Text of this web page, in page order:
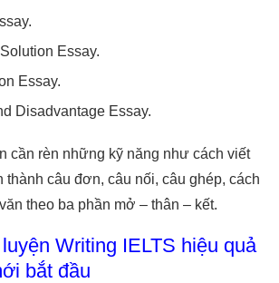
Essay.
Essay.
Disadvantage Essay.
cần rèn những kỹ năng như cách viết
thành câu đơn, câu nối, câu ghép, cách
theo ba phần mở – thân – kết.
Writing IELTS hiệu quả
bắt đầu